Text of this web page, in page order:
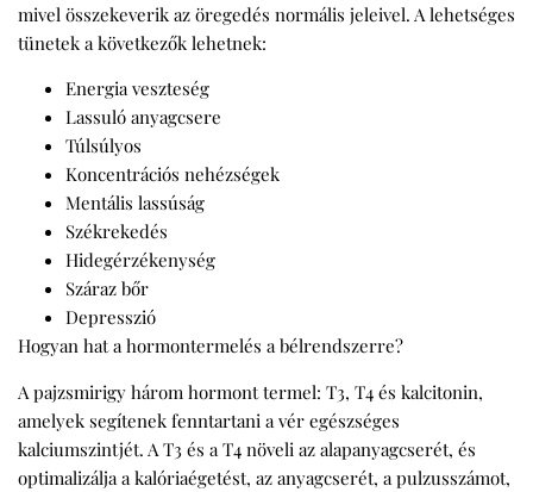
mivel összekeverik az öregedés normális jeleivel. A lehetséges
tünetek a következők lehetnek:
Energia veszteség
Lassuló anyagcsere
Túlsúlyos
Koncentrációs nehézségek
Mentális lassúság
Székrekedés
Hidegérzékenység
Száraz bőr
Depresszió
Hogyan hat a hormontermelés a bélrendszerre?
A pajzsmirigy három hormont termel: T3, T4 és kalcitonin,
amelyek segítenek fenntartani a vér egészséges
kalciumszintjét. A T3 és a T4 növeli az alapanyagcserét, és
optimalizálja a kalóriaégetést, az anyagcserét, a pulzusszámot,